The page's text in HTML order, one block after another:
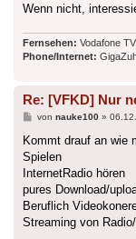
Wenn nicht,
Fernsehen: Vodafone
Phone/Internet:
Re: [VFKD] Nur
Beitrag
von nauke100»
Kommt drauf an wie
Spielen
InternetRadio hören
pures Download/
Beruflich
Streaming von